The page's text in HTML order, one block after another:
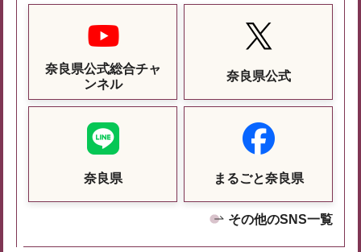
奈良県公式総合チャ
ンネル
奈良県公式
奈良県 まるごと奈良県
その他のSNS一覧